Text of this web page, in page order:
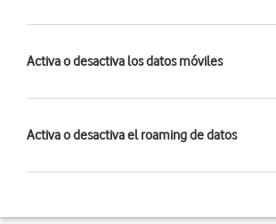
Activa o desactiva los datos móviles
Activa o desactiva el roaming de datos